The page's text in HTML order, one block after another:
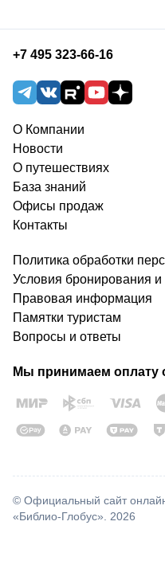
+7 495 323-66-16
О Компании
Новости
О путешествиях
База знаний
Офисы продаж
Контакты
Политика обработки
Условия бронирования и
Правовая информация
Памятки туристам
Вопросы и ответы
Мы принимаем оплату
© Официальный сайт онлайн
«Библио-Глобус». 2026